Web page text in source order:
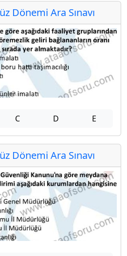
Dönemi Ara Sınavı
C D E
Dönemi Ara Sınavı